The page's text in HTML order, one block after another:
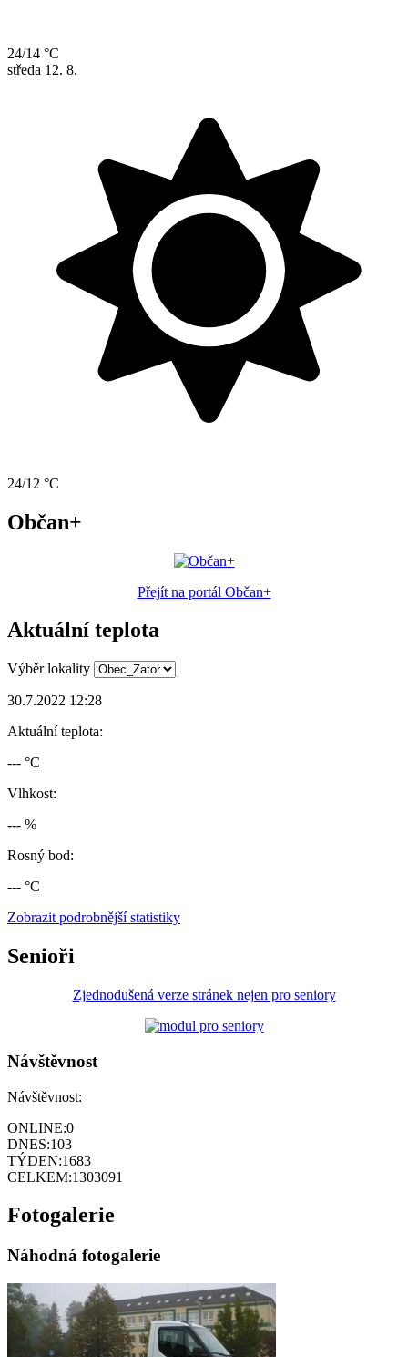
24/14 °C
středa 12. 8.
24/12 °C
Občan+
Přejít na portál Občan+
Aktuální teplota
Výběr lokality
30.7.2022 12:28
Aktuální teplota:
--- °C
Vlhkost:
--- %
Rosný bod:
--- °C
Zobrazit podrobnější statistiky
Senioři
Zjednodušená verze stránek nejen pro seniory
Návštěvnost
Návštěvnost:
ONLINE:0
DNES:103
TÝDEN:1683
CELKEM:1303091
Fotogalerie
Náhodná fotogalerie